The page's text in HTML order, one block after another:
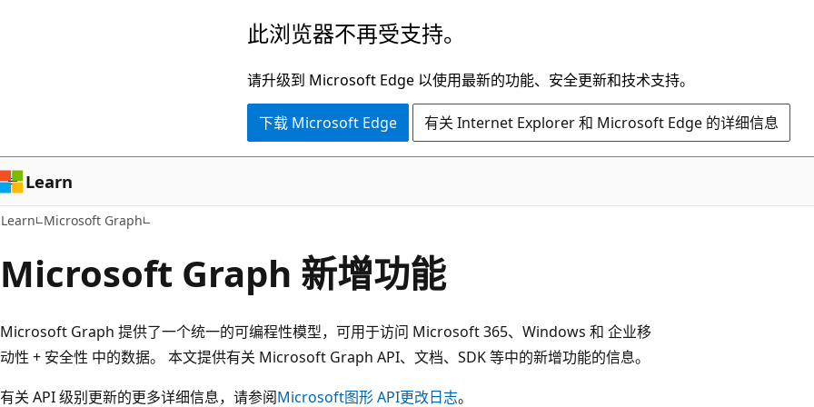
容
此浏览器不再受支持。
请升级到 Microsoft Edge 以使用最新的功能、安全更新和技术支持。
下载 Microsoft Edge 有关 Internet Explorer 和 Microsoft Edge 的详细信息
Learn
Learn Microsoft Graph
Microsoft Graph 新增功能
Microsoft Graph 提供了一个统一的可编程性模型，可用于访问 Microsoft 365、Windows 和 企业移
动性 + 安全性 中的数据。 本文提供有关 Microsoft Graph API、文档、SDK 等中的新增功能的信息。
有关 API 级别更新的更多详细信息，请参阅Microsoft图形 API更改日志。